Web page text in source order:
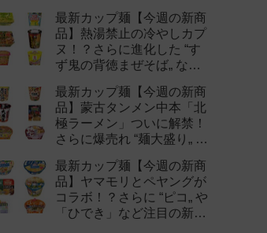
最新カップ麺【今週の新商
品】熱湯禁止の冷やしカプ
ヌ！？さらに進化した “す
ず鬼の背徳まぜそば„ など
最新カップ麺【今週の新商
品】蒙古タンメン中本「北
極ラーメン」ついに解禁！
さらに爆売れ “麺大盛り„ シ
作まとめ！
最新カップ麺【今週の新商
品】ヤマモリとペヤングが
コラボ！？さらに “ピコ„ や
「ひでき」など注目の新作